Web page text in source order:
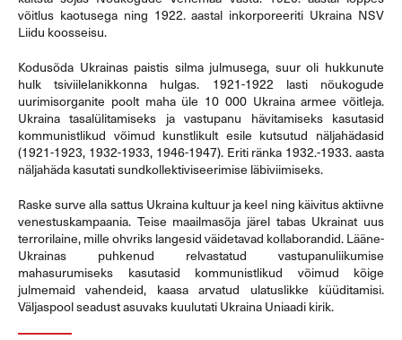
võitlus kaotusega ning 1922. aastal inkorporeeriti Ukraina NSV
Liidu koosseisu.
Kodusõda Ukrainas paistis silma julmusega, suur oli hukkunute
hulk tsiviilelanikkonna hulgas. 1921-1922 lasti nõukogude
uurimisorganite poolt maha üle 10 000 Ukraina armee võitleja.
Ukraina tasalülitamiseks ja vastupanu hävitamiseks kasutasid
kommunistlikud võimud kunstlikult esile kutsutud näljahädasid
(1921-1923, 1932-1933, 1946-1947). Eriti ränka 1932.-1933. aasta
näljahäda kasutati sundkollektiviseerimise läbiviimiseks.
Raske surve alla sattus Ukraina kultuur ja keel ning käivitus aktiivne
venestuskampaania. Teise maailmasõja järel tabas Ukrainat uus
terrorilaine, mille ohvriks langesid väidetavad kollaborandid. Lääne-
Ukrainas puhkenud relvastatud vastupanuliikumise
mahasurumiseks kasutasid kommunistlikud võimud kõige
julmemaid vahendeid, kaasa arvatud ulatuslikke küüditamisi.
Väljaspool seadust asuvaks kuulutati Ukraina Uniaadi kirik.